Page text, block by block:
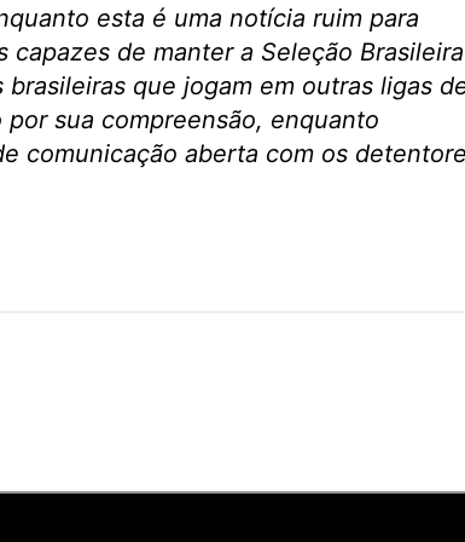
esta é uma notícia ruim para
de manter a Seleção Brasileira
brasileiras que jogam em outras ligas
sua compreensão, enquanto
comunicação aberta com os